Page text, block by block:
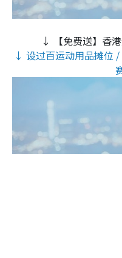
↓ 【免费送】香
↓ 设过百运动用品摊位